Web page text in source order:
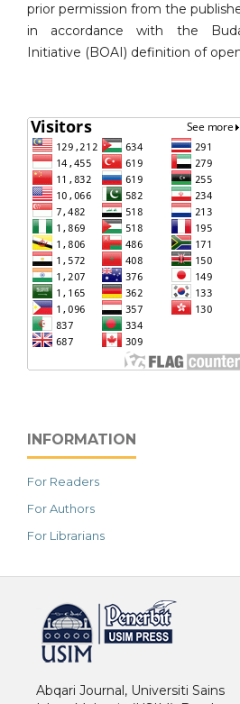
prior permission from the
in accordance with the
Initiative (BOAI) definition of
INFORMATION
For Readers
For Authors
For Librarians
Abqari Journal, Universiti Sains